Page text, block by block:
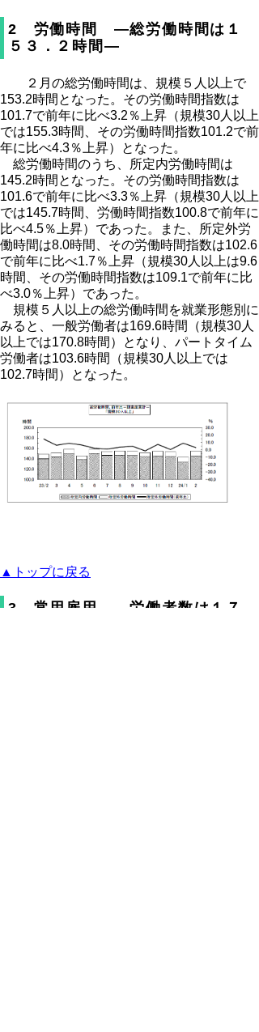
2 労働時間 ―総労働時間は１
５３．２時間―
２月の総労働時間は、規模５人以上で
153.2時間となった。その労働時間指数は
101.7で前年に比べ3.2％上昇（規模30人以上
では155.3時間、その労働時間指数101.2で前
年に比べ4.3％上昇）となった。
総労働時間のうち、所定内労働時間は
145.2時間となった。その労働時間指数は
101.6で前年に比べ3.3％上昇（規模30人以上
では145.7時間、労働時間指数100.8で前年に
比べ4.5％上昇）であった。また、所定外労
働時間は8.0時間、その労働時間指数は102.6
で前年に比べ1.7％上昇（規模30人以上は9.6
時間、その労働時間指数は109.1で前年に比
べ3.0％上昇）であった。
規模５人以上の総労働時間を就業形態別に
みると、一般労働者は169.6時間（規模30人
以上では170.8時間）となり、パートタイム
労働者は103.6時間（規模30人以上では
102.7時間）となった。
▲トップに戻る
3 常用雇用 ―労働者数は１７